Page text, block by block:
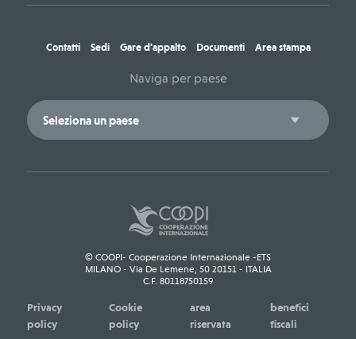
Contatti Sedi Gare d'appalto Documenti Area stampa
Naviga per paese
© COOPI- Cooperazione Internazionale -ETS
MILANO - Via De Lemene, 50 20151 - ITALIA
C.F. 80118750159
Privacy
policy
Cookie
policy
area
riservata
benefici
fiscali